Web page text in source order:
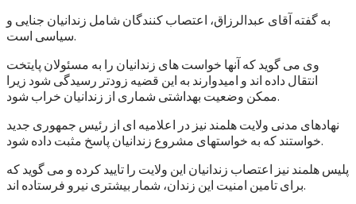
به گفته آقای عبدالرزاق، اعتصاب کنندگان شامل زندانیان جنایی و
سیاسی است.
وی می گوید که آنها خواست های زندانیان را به مسئولان پایتخت
انتقال داده اند و امیدوارند به این قضیه زودتر رسیدگی شود زیرا
ممکن وضعیت بهداشتی شماری از زندانیان خراب شود.
نهادهای مدنی ولایت هلمند نیز در اعلامیه ای از رئیس جمهوری جدید
خواستند که به خواستهای مشروع زندانیان پاسخ مثبت داده شود.
پلیس هلمند نیز اعتصاب زندانیان این ولایت را تایید کرده و می گوید که
برای تامین امنیت این زندان، شمار بیشتری نیرو فرستاده اند.